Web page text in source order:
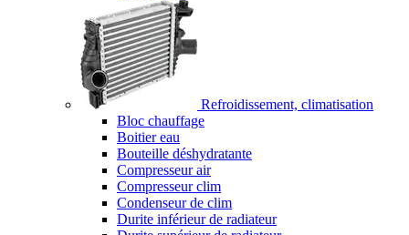
Refroidissement, climatisation
Bloc chauffage
Boitier eau
Bouteille déshydratante
Compresseur air
Compresseur clim
Condenseur de clim
Durite inférieur de radiateur